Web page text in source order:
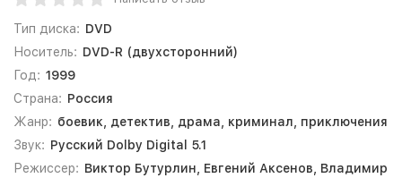
Тип диска: DVD
Носитель: DVD-R (двухсторонний)
Год: 1999
Страна: Россия
Жанр: боевик, детектив, драма, криминал, приключения
Звук: Русский Dolby Digital 5.1
Режиссер: Виктор Бутурлин, Евгений Аксенов, Владимир